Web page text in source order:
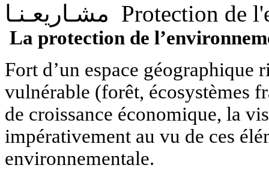
مشـاريعـنـا Protection de
La protection de
Fort d’un espace
vulnérable (forêt, écosystèmes
de croissance économique, la
impérativement au vu de ces
environnementale.